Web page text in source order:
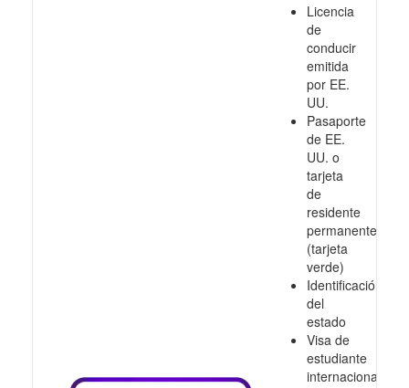
Licencia
de
conducir
emitida
por EE.
UU.
Pasaporte
de EE.
UU. o
tarjeta
de
residente
permanente
(tarjeta
verde)
Identificación
del
estado
Visa de
estudiante
internacional